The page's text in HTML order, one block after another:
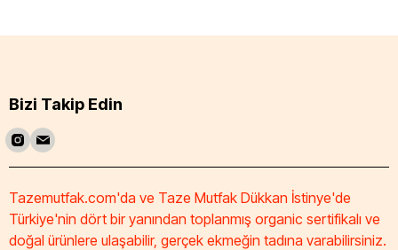
Bizi Takip Edin
Tazemutfak.com'da ve Taze Mutfak Dükkan İstinye'de
Türkiye'nin dört bir yanından toplanmış organic sertifikalı ve
doğal ürünlere ulaşabilir, gerçek ekmeğin tadına varabilirsiniz.